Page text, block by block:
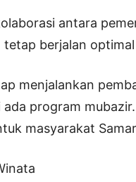
antara
tetap berjalan
menjalankan
ada program
masyarakat